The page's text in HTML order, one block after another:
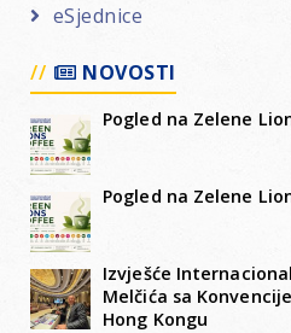
eSjednice
NOVOSTI
Pogled na Zelene
Pogled na Zelene
Izvješće
Melčića sa
Hong Kongu